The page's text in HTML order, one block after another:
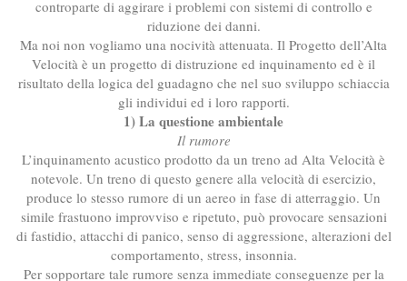
controparte di aggirare i problemi con sistemi di controllo e
riduzione dei danni.
Ma noi non vogliamo una nocività attenuata. Il Progetto dell’Alta
Velocità è un progetto di distruzione ed inquinamento ed è il
risultato della logica del guadagno che nel suo sviluppo schiaccia
gli individui ed i loro rapporti.
1) La questione ambientale
Il rumore
L’inquinamento acustico prodotto da un treno ad Alta Velocità è
notevole. Un treno di questo genere alla velocità di esercizio,
produce lo stesso rumore di un aereo in fase di atterraggio. Un
simile frastuono improvviso e ripetuto, può provocare sensazioni
di fastidio, attacchi di panico, senso di aggressione, alterazioni del
comportamento, stress, insonnia.
Per sopportare tale rumore senza immediate conseguenze per la